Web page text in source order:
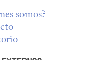
somos?